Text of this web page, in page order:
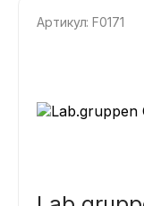
NLB 60). Работа
Артикул: F0171